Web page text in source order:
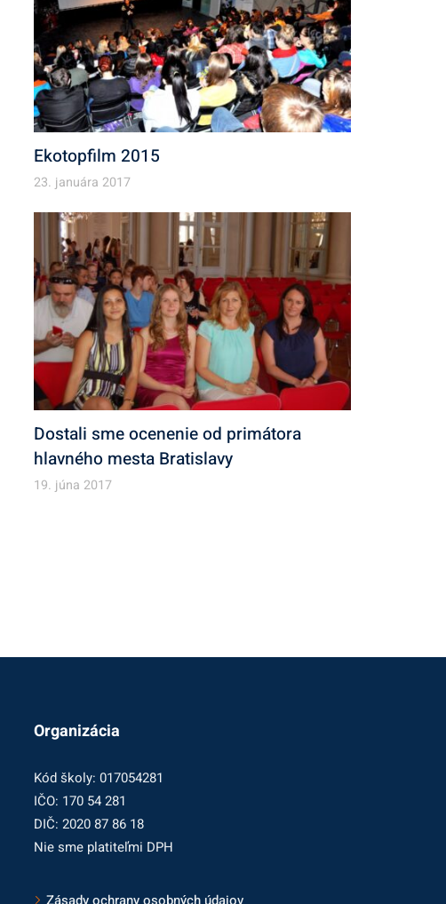
Ekotopfilm 2015
23. januára 2017
Dostali sme ocenenie od primátora
hlavného mesta Bratislavy
19. júna 2017
Organizácia
Kód školy: 017054281
IČO: 170 54 281
DIČ: 2020 87 86 18
Nie sme platiteľmi DPH
Zásady ochrany osobných údajov